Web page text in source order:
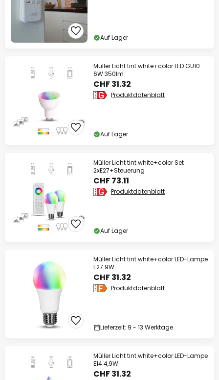
Auf Lager
Müller Licht tint white+color LED GU10
6W 350lm
CHF 31.32
Produktdatenblatt
Auf Lager
Müller Licht tint white+color Set
2xE27+Steuerung
CHF 73.11
Produktdatenblatt
Auf Lager
Müller Licht tint white+color LED-Lampe
E27 9W
CHF 31.32
Produktdatenblatt
Lieferzeit: 9 - 13 Werktage
Müller Licht tint white+color LED-Lampe
E14 4,9W
CHF 31.32